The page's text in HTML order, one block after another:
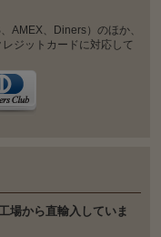
AMEX、Diners）のほか、
ジットカードに対応して
場から直輸入していま